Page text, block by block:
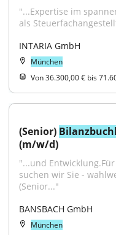
"...Expertise im
als
INTARIA GmbH
München
Von 36.300,00 € bis
(Senior)
(m/w/d)
"...und
suchen wir Sie -
(Senior..."
BANSBACH GmbH
München